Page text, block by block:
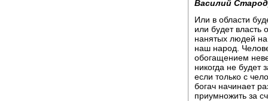
Василий
Или в области
или будет власть
нанятых людей
наш народ.
обогащением
никогда не будет
если только с
богач начинает
приумножить за